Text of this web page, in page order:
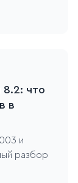
8.2: что
в
и
разбор